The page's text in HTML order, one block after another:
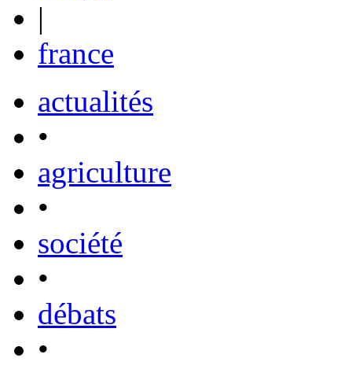
|
france
actualités
•
agriculture
•
société
•
débats
•